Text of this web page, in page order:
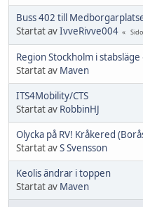
Buss 402 till
Startat avIvveRivve004
Region Stockholm i
Startat av Maven
ITS4Mobility/CTS
Startat av RobbinHJ
Olycka på RV! Kråkered
Startat avS Svensson
Keolis ändrar i toppen
Startat av Maven